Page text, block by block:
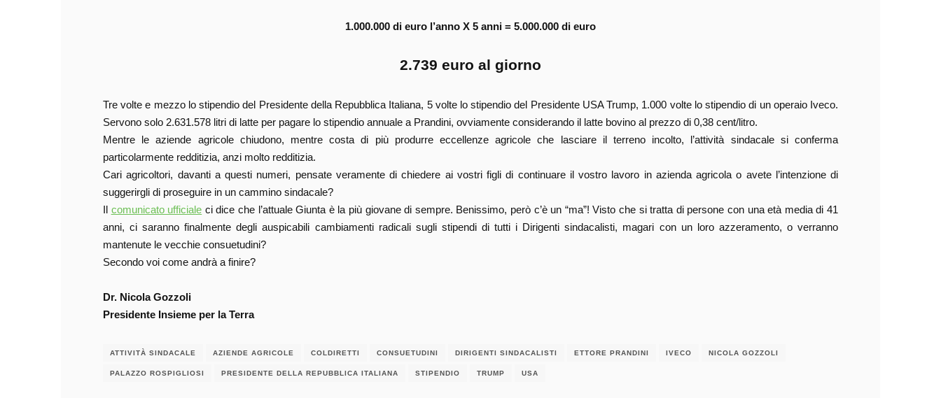
1.000.000 di euro l’anno X 5 anni = 5.000.000 di euro
2.739 euro al giorno
Tre volte e mezzo lo stipendio del Presidente della Repubblica Italiana, 5 volte lo stipendio del Presidente USA Trump, 1.000 volte lo stipendio di un operaio Iveco.
Servono solo 2.631.578 litri di latte per pagare lo stipendio annuale a Prandini, ovviamente considerando il latte bovino al prezzo di 0,38 cent/litro.
Mentre le aziende agricole chiudono, mentre costa di più produrre eccellenze agricole che lasciare il terreno incolto, l’attività sindacale si conferma
particolarmente redditizia, anzi molto redditizia.
Cari agricoltori, davanti a questi numeri, pensate veramente di chiedere ai vostri figli di continuare il vostro lavoro in azienda agricola o avete l’intenzione di
suggerirgli di proseguire in un cammino sindacale?
Il comunicato ufficiale ci dice che l’attuale Giunta è la più giovane di sempre. Benissimo, però c’è un “ma”! Visto che si tratta di persone con una età media di 41
anni, ci saranno finalmente degli auspicabili cambiamenti radicali sugli stipendi di tutti i Dirigenti sindacalisti, magari con un loro azzeramento, o verranno
mantenute le vecchie consuetudini?
Secondo voi come andrà a finire?
Dr. Nicola Gozzoli
Presidente Insieme per la Terra
ATTIVITÀ SINDACALE AZIENDE AGRICOLE COLDIRETTI CONSUETUDINI DIRIGENTI SINDACALISTI ETTORE PRANDINI IVECO NICOLA GOZZOLI
PALAZZO ROSPIGLIOSI PRESIDENTE DELLA REPUBBLICA ITALIANA STIPENDIO TRUMP USA